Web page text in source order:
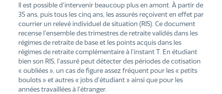
Il est possible d’intervenir beaucoup plus en amont. À partir de
35 ans, puis tous les cinq ans, les assurés reçoivent en effet par
courrier un relevé individuel de situation (RIS). Ce document
recense l’ensemble des trimestres de retraite validés dans les
régimes de retraite de base et les points acquis dans les
régimes de retraite complémentaire à l’instant T. En étudiant
bien son RIS, l’assuré peut détecter des périodes de cotisation
« oubliées », un cas de figure assez fréquent pour les « petits
boulots » et autres « jobs d’étudiant » ainsi que pour les
années travaillées à l’étranger.